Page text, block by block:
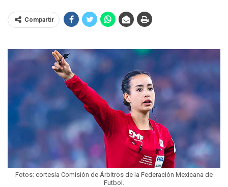
Compartir
Fotos: cortesía Comisión de Árbitros de la Federación Mexicana de
Futbol.